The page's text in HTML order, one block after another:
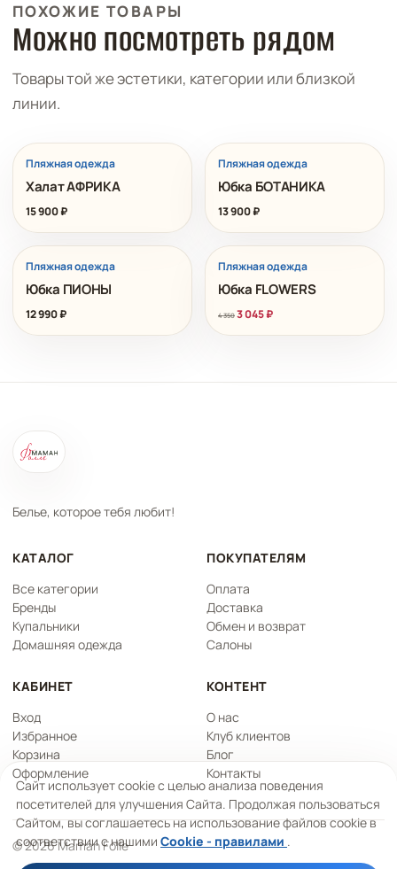
ПОХОЖИЕ ТОВАРЫ
Можно посмотреть рядом
Товары той же эстетики, категории или близкой
линии.
Пляжная одежда
Халат АФРИКА
15 900₽
Пляжная одежда
Юбка БОТАНИКА
13 900₽
Пляжная одежда
Юбка ПИОНЫ
12 990₽
Пляжная одежда
Юбка FLOWERS
4 350 3 045₽
Белье, которое тебя любит!
КАТАЛОГ
Все категории
Бренды
Купальники
Домашняя одежда
ПОКУПАТЕЛЯМ
Оплата
Доставка
Обмен и возврат
Салоны
КАБИНЕТ
Вход
Избранное
Корзина
Оформление
КОНТЕНТ
О нас
Клуб клиентов
Блог
Контакты
© 2026 Maman Folle
Сайт использует cookie с целью анализа поведения
посетителей для улучшения Сайта. Продолжая пользоваться
Сайтом, вы соглашаетесь на использование файлов cookie в
соответствии с нашими Cookie - правилами .